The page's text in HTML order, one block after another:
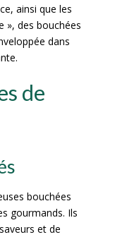
ainsi que les
», des bouchées
dans
de
bouchées
gourmands. Ils
et de